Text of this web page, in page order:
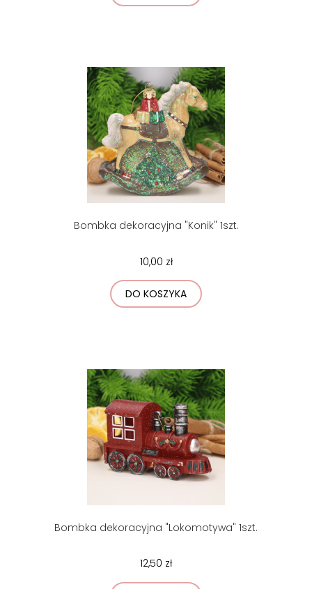
Bombka dekoracyjna "Konik" 1szt.
10,00 zł
DO KOSZYKA
Bombka dekoracyjna "Lokomotywa" 1szt.
12,50 zł